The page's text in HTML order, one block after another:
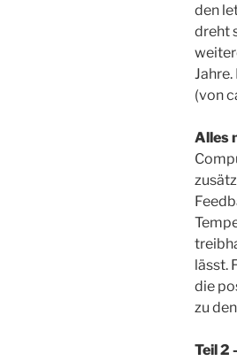
den
dreht
(von
Alles
lässt.
die
zu
Teil 2